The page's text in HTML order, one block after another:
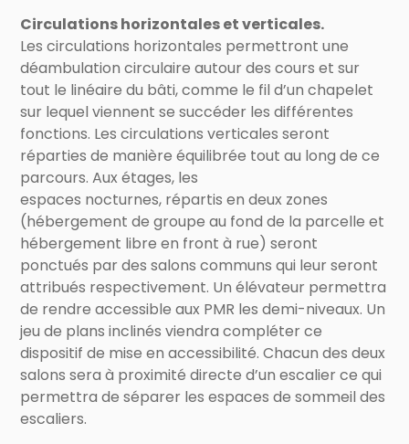
Circulations horizontales et verticales.
Les circulations horizontales permettront une
déambulation circulaire autour des cours et sur
tout le linéaire du bâti, comme le fil d’un chapelet
sur lequel viennent se succéder les différentes
fonctions. Les circulations verticales seront
réparties de manière équilibrée tout au long de ce
parcours. Aux étages, les
espaces nocturnes, répartis en deux zones
(hébergement de groupe au fond de la parcelle et
hébergement libre en front à rue) seront
ponctués par des salons communs qui leur seront
attribués respectivement. Un élévateur permettra
de rendre accessible aux PMR les demi-niveaux. Un
jeu de plans inclinés viendra compléter ce
dispositif de mise en accessibilité. Chacun des deux
salons sera à proximité directe d’un escalier ce qui
permettra de séparer les espaces de sommeil des
escaliers.